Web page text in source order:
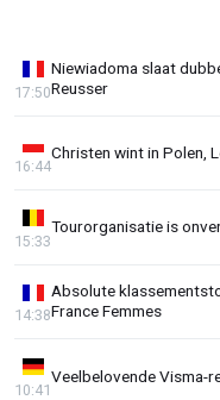
Niewiadoma slaat
Reusser
17:50
Christen wint in Polen,
16:44
Tourorganisatie is
15:33
Absolute
France Femmes
14:38
Veelbelovende Visma-
10:41